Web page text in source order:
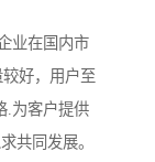
业在国内市
好，用户至
.为客户提供
共同发展。